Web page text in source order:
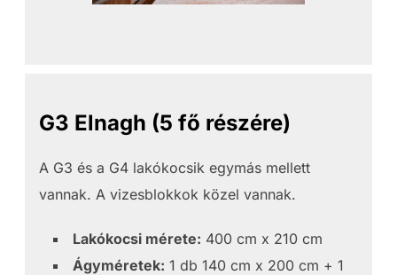
G3 Elnagh (5 fő részére)
A G3 és a G4 lakókocsik egymás mellett
vannak. A vizesblokkok közel vannak.
Lakókocsi mérete: 400 cm x 210 cm
Ágyméretek: 1 db 140 cm x 200 cm + 1